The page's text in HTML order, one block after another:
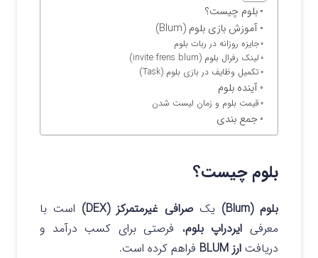
بلوم چیست؟
آموزش بازی بلوم (Blum)
جایزه روزانه در ربات بلوم
لینک رفرال بلوم (invite frens blum)
تکمیل وظایف در بازی بلوم (Task)
آینده بلوم
قیمت بلوم و زمان لیست شدن
جمع بندی
بلوم چیست؟
بلوم (Blum) یکصرافی غیرمتمرکز (DEX)
است با
معرفی ایردراپ بلوم، فرصتی برای کسب درآمد و
دریافت ارز BLUM فراهم کرده است.